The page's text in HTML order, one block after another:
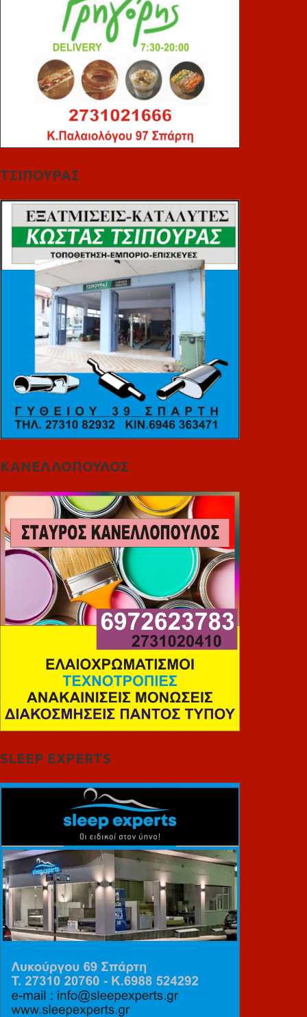
ΤΣΙΠΟΥΡΑΣ
ΚΑΝΕΛΛΟΠΟΥΛΟΣ
SLEEP EXPERTS